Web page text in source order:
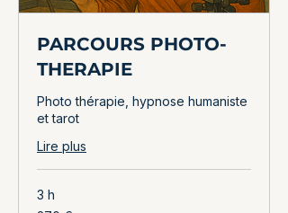
PARCOURS PHOTO-
THERAPIE
Photo thérapie, hypnose humaniste
et tarot
Lire plus
3 h
270